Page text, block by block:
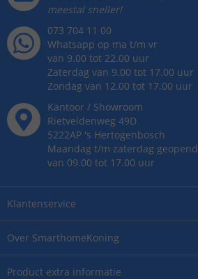
Over SmarthomeKoning
Product extra informatie
Klantenservice
meestal sneller!
073 704 11 00
Whatsapp op ma t/m vr
van 9.00 tot 22.00 uur
Zaterdag van 9.00 tot 17.00 uur
Zondag van 12.00 tot 17.00 uur
Kantoor / Showroom
Rietveldenweg 49D
5222AP 's Hertogenbosch
Maandag t/m zaterdag geopend
van 09.00 tot 17.00 uur